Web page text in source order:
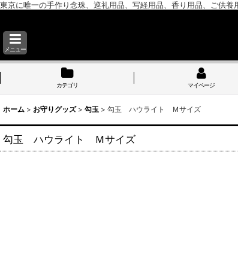
東京に唯一の手作り念珠、巡礼用品、写経用品、香り用品、ご供
メニュー
カテゴリ マイページ
ホーム > お守りグッズ > 勾玉 > 勾玉 ハウライト Ｍサイズ
勾玉 ハウライト Ｍサイズ